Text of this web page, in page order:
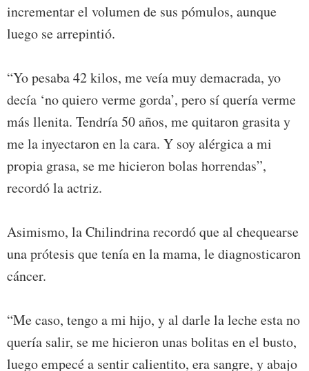
incrementar el volumen de sus pómulos, aunque
luego se arrepintió.
“Yo pesaba 42 kilos, me veía muy demacrada, yo
decía ‘no quiero verme gorda’, pero sí quería verme
más llenita. Tendría 50 años, me quitaron grasita y
me la inyectaron en la cara. Y soy alérgica a mi
propia grasa, se me hicieron bolas horrendas”,
recordó la actriz.
Asimismo, la Chilindrina recordó que al chequearse
una prótesis que tenía en la mama, le diagnosticaron
cáncer.
“Me caso, tengo a mi hijo, y al darle la leche esta no
quería salir, se me hicieron unas bolitas en el busto,
luego empecé a sentir calientito, era sangre, y abajo